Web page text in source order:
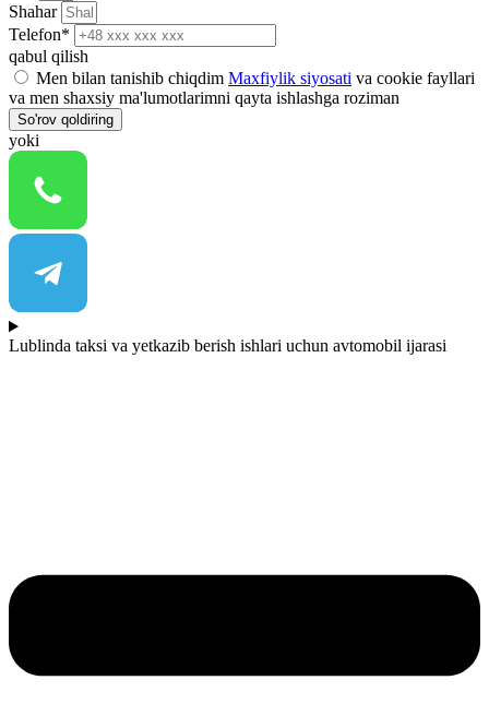
Shahar
Telefon*
qabul qilish
Men bilan tanishib chiqdim Maxfiylik siyosati va cookie fayllari
va men shaxsiy ma'lumotlarimni qayta ishlashga roziman
So'rov qoldiring
yoki
Lublinda taksi va yetkazib berish ishlari uchun avtomobil ijarasi